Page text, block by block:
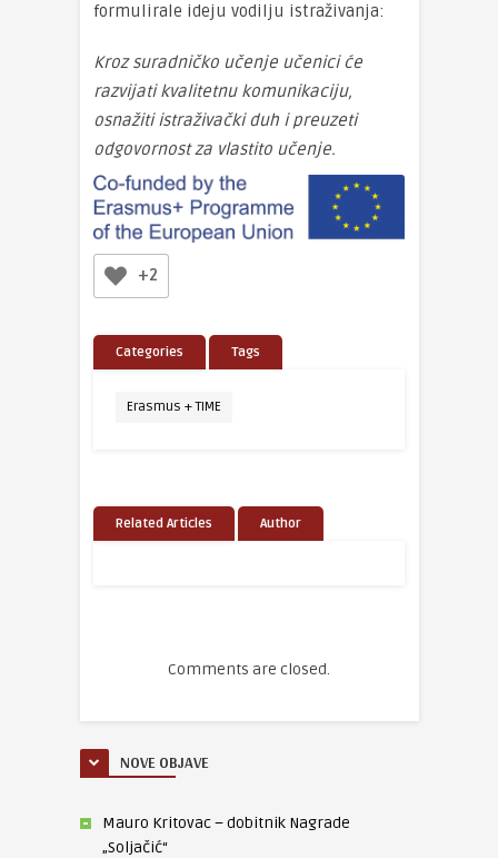
formulirale ideju vodilju istraživanja:
Kroz suradničko učenje učenici će
razvijati kvalitetnu komunikaciju,
osnažiti istraživački duh i preuzeti
odgovornost za vlastito učenje.
+2
Categories Tags
Erasmus + TIME
Related Articles Author
Comments are closed.
NOVE OBJAVE
Mauro Kritovac – dobitnik Nagrade
„Soljačić“